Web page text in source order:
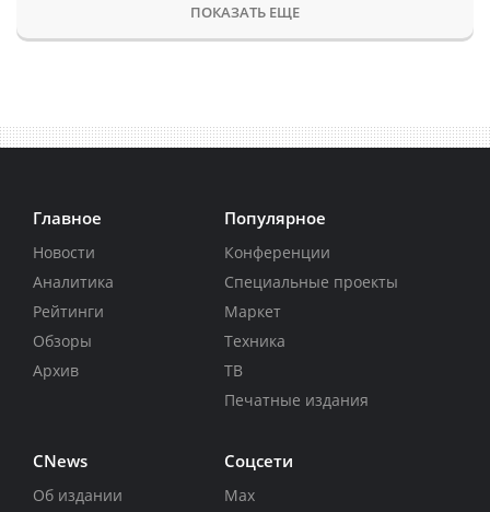
ПОКАЗАТЬ ЕЩЕ
Главное
Новости
Аналитика
Рейтинги
Обзоры
Архив
Популярное
Конференции
Специальные проекты
Маркет
Техника
ТВ
Печатные издания
CNews
Об издании
Соцсети
Max